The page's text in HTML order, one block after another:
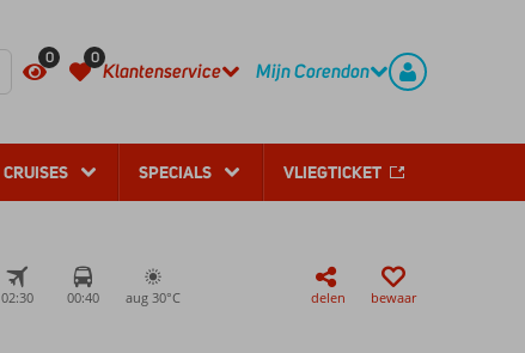
0 0
Klantenservice Mijn Corendon
CRUISES SPECIALS VLIEGTICKET
02:30 00:40 aug 30°C delen bewaar